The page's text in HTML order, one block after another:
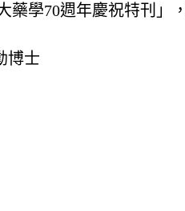
藥學70週年慶祝特刊
博士